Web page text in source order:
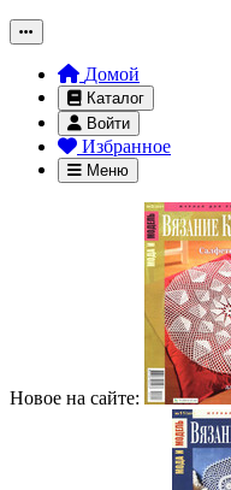
Домой
Каталог
Войти
Избранное
Меню
Новое на сайте: